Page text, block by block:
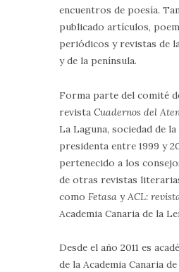
encuentros de poesía.
publicado artículos,
periódicos y revistas de
y de la península.
Forma parte del comité
revista Cuadernos del
La Laguna, sociedad de
presidenta entre 1999 y
pertenecido a los
de otras revistas
como Fetasa yACL:
Academia Canaria de la
Desde el año 2011 es
de la Academia Canaria